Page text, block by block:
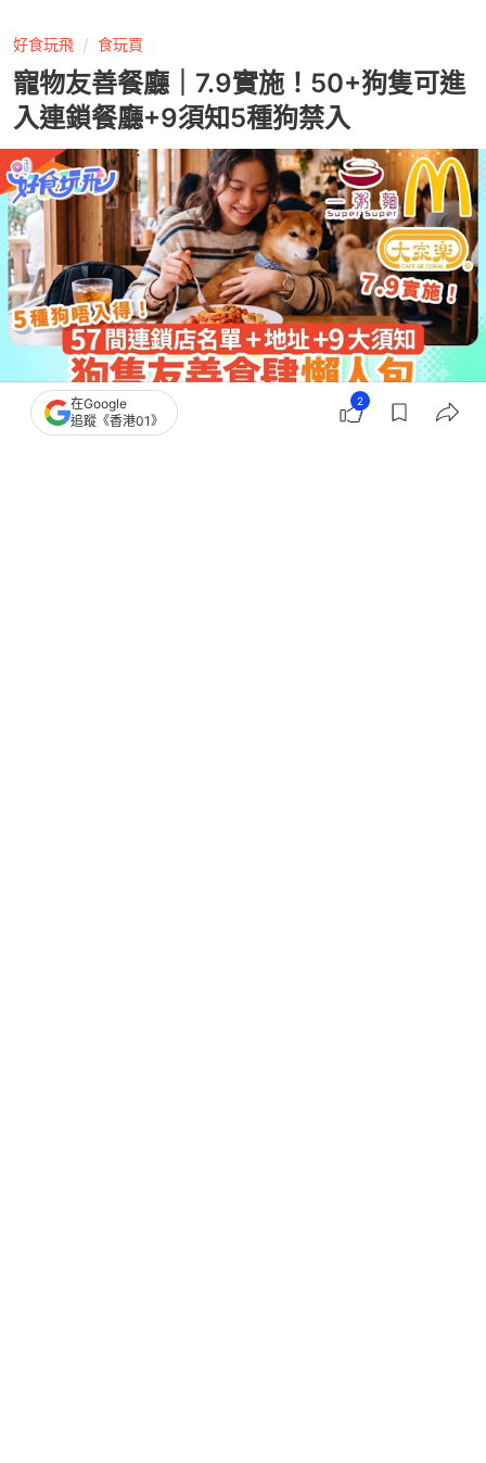
好食玩飛 食玩買
寵物友善餐廳｜7.9實施！50+狗隻可進
入連鎖餐廳+9須知5種狗禁入
撰文：蘇翰林
在Google
追蹤《香港01》
2